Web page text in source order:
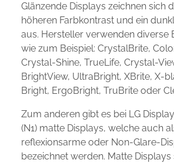
Glänzende Displays zeichnen sich
höheren Farbkontrast und ein
aus. Hersteller verwenden diverse
wie zum Beispiel: CrystalBrite,
Crystal-Shine, TrueLife, Crystal-
BrightView, UltraBright, XBrite, X-
Bright, ErgoBright, TruBrite oder
Zum anderen gibt es bei LG
(N1) matte Displays, welche auch
reflexionsarme oder Non-Glare-
bezeichnet werden. Matte